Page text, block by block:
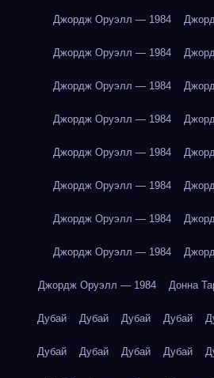
Джордж Оруэлл — 1984
Джордж Оруэлл — 1984
Джордж Оруэлл — 1984
Джордж Оруэлл — 1984
Джордж Оруэлл — 1984
Джордж Оруэлл — 1984
Джордж Оруэлл — 1984
Джордж Оруэлл — 1984
Джордж Оруэлл — 1984 Донна
Дубай Дубай Дубай Дубай
Дубай Дубай Дубай Дубай